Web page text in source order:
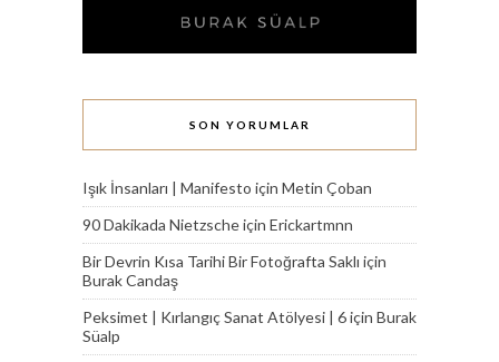
SON YORUMLAR
Işık İnsanları | Manifesto için Metin Çoban
90 Dakikada Nietzscheiçin Erickartmnn
Bir Devrin Kısa Tarihi Bir Fotoğrafta Saklı için
Burak Candaş
Peksimet | Kırlangıç Sanat Atölyesi | 6için Burak
Süalp